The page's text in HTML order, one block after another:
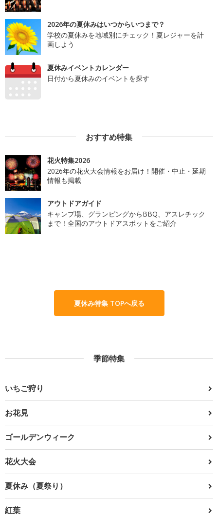
2026年の夏休みはいつからいつまで？
学校の夏休みを地域別にチェック！夏レジャーを計
画しよう
夏休みイベントカレンダー
日付から夏休みのイベントを探す
おすすめ特集
花火特集2026
2026年の花火大会情報をお届け！開催・中止・延期
情報も掲載
アウトドアガイド
キャンプ場、グランピングからBBQ、アスレチック
まで！全国のアウトドアスポットをご紹介
夏休み特集 TOPへ戻る
季節特集
いちご狩り
お花見
ゴールデンウィーク
花火大会
夏休み（夏祭り）
紅葉